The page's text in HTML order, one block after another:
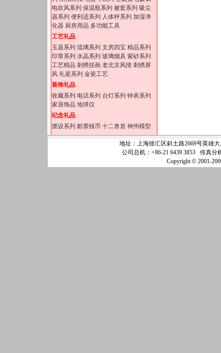
电吹风系列 保温瓶系列 被套系列 吸尘
器系列 便利适系列 人体秤系列 加湿净
化器 厨房用品 多功能工具
工艺礼品
玉器系列 琉璃系列 文房四宝 精品系列
印章系列 水晶系列 玻璃烟具 紫砂系列
工艺精品 刺绣挂画 老北京风情 刺绣屏
风 礼瓷系列 金瓷工艺
装饰礼品
收藏系列 电话系列 台灯系列 钟表系列
家居饰品 地球仪
纪念礼品
摆设系列 邮票钱币 十二兽首 神州模型
地址：上海徐汇区斜土路2669号英雄
公司总机：+86-21 6439 3853 传真分
Copyright © 2001-